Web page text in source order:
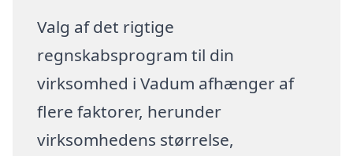
Valg af det rigtige
regnskabsprogram til din
virksomhed i Vadum afhænger af
flere faktorer, herunder
virksomhedens størrelse,